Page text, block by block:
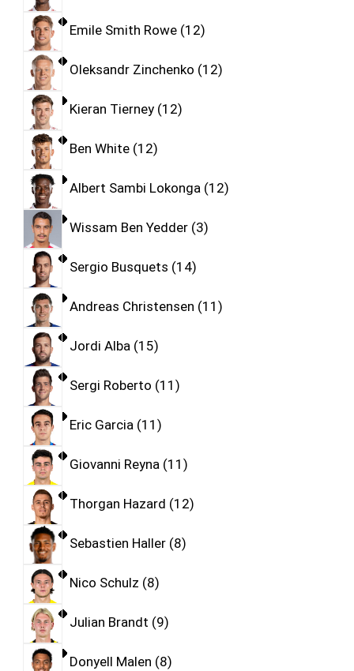
Emile Smith Rowe 12
Oleksandr Zinchenko 12
Kieran Tierney 12
Ben White 12
Albert Sambi Lokonga 12
Wissam Ben Yedder 3
Sergio Busquets 14
Andreas Christensen 11
Jordi Alba 15
Sergi Roberto 11
Eric Garcia 11
Giovanni Reyna 11
Thorgan Hazard 12
Sebastien Haller 8
Nico Schulz 8
Julian Brandt 9
Donyell Malen 8